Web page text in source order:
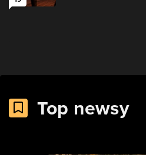
Top newsy